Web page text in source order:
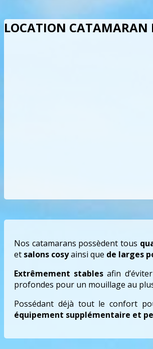
LOCATION CATAMARAN
Nos catamarans possèdent tous
et salons cosyainsi que de larges
Extrêmement stables afin
profondes pour un mouillage au
Possédant déjà tout le confort
équipement supplémentaire et